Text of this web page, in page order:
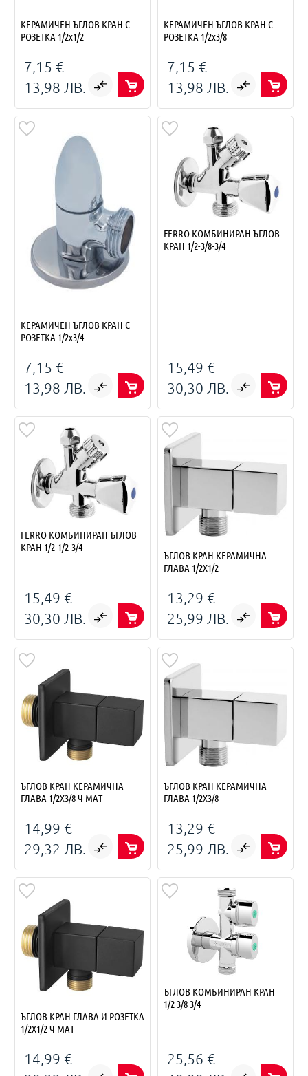
КЕРАМИЧЕН ЪГЛОВ КРАН С
РОЗЕТКА 1/2х1/2
7,15 €
13,98 ЛВ.
КЕРАМИЧЕН ЪГЛОВ КРАН С
РОЗЕТКА 1/2х3/8
7,15 €
13,98 ЛВ.
КЕРАМИЧЕН ЪГЛОВ КРАН С
РОЗЕТКА 1/2х3/4
7,15 €
13,98 ЛВ.
FERRO КОМБИНИРАН ЪГЛОВ
КРАН 1/2-3/8-3/4
15,49 €
30,30 ЛВ.
FERRO КОМБИНИРАН ЪГЛОВ
КРАН 1/2-1/2-3/4
15,49 €
30,30 ЛВ.
ЪГЛОВ КРАН КЕРАМИЧНА
ГЛАВА 1/2X1/2
13,29 €
25,99 ЛВ.
ЪГЛОВ КРАН КЕРАМИЧНА
ГЛАВА 1/2X3/8 Ч МАТ
14,99 €
29,32 ЛВ.
ЪГЛОВ КРАН КЕРАМИЧНА
ГЛАВА 1/2X3/8
13,29 €
25,99 ЛВ.
ЪГЛОВ КРАН ГЛАВА И РОЗЕТКА
1/2X1/2 Ч МАТ
14,99 €
ЪГЛОВ КОМБИНИРАН КРАН
1/2 3/8 3/4
25,56 €